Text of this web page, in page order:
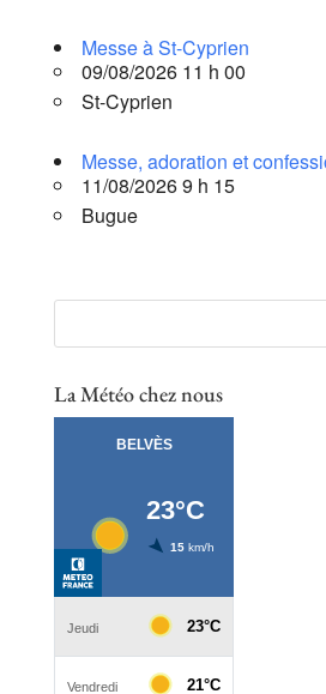
Messe à St-Cyprien
09/08/2026 11 h 00
St-Cyprien
Messe, adoration et
11/08/2026 9 h 15
Bugue
La Météo chez nous